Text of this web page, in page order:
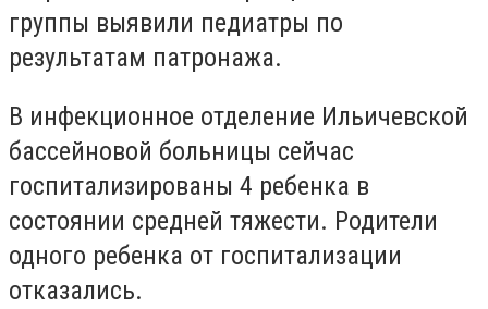
группы выявили педиатры по
результатам патронажа.
В инфекционное отделение Ильичевской
бассейновой больницы сейчас
госпитализированы 4 ребенка в
состоянии средней тяжести. Родители
одного ребенка от госпитализации
отказались.